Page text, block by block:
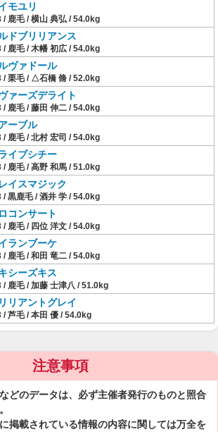
モユリ
/ 鹿毛 / 横山 典弘 / 54.0kg
ドブリリアンス
/ 鹿毛 / 木幡 初広 / 54.0kg
ヴァドール
/ 栗毛 / △石橋 脩 / 52.0kg
ァーズデライト
/ 鹿毛 / 藤田 伸二 / 54.0kg
ーブル
/ 鹿毛 / 北村 宏司 / 54.0kg
イブシチー
/ 鹿毛 / 高野 和馬 / 51.0kg
イスマジック
/ 黒鹿毛 / 酒井 学 / 54.0kg
コンサート
/ 鹿毛 / 四位 洋文 / 54.0kg
ランブーケ
/ 鹿毛 / 和田 竜二 / 54.0kg
シーズキス
/ 鹿毛 / 加藤 士津八 / 51.0kg
リアントグレイ
/ 芦毛 / 本田 優 / 54.0kg
注意事項
どのデータは、必ず主催者発行のものと照合
掲載されている情報の内容に関しては万全を